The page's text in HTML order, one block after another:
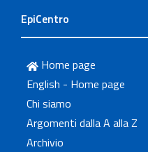
EpiCentro
Home page
English - Home page
Chi siamo
Argomenti dalla A alla Z
Archivio